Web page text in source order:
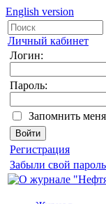
English version
Личный кабинет
Логин:
Пароль:
Запомнить меня
Регистрация
Забыли свой